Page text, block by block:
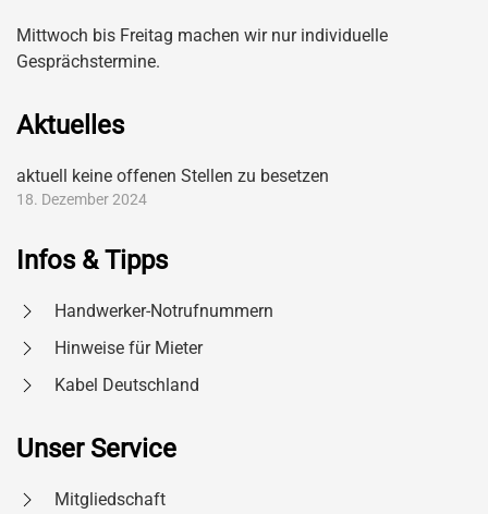
Mittwoch bis Freitag machen wir nur individuelle
Gesprächstermine.
Aktuelles
aktuell keine offenen Stellen zu besetzen
18. Dezember 2024
Infos & Tipps
Handwerker-Notrufnummern
Hinweise für Mieter
Kabel Deutschland
Unser Service
Mitgliedschaft